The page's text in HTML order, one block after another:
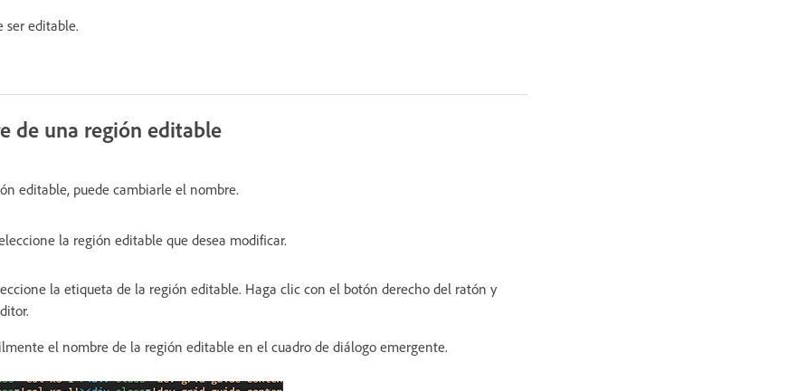
ser editable.
de una región editable
editable, puede cambiarle el nombre.
la región editable que desea modificar.
la etiqueta de la región editable. Haga clic con el botón derecho del ratón y
el nombre de la región editable en el cuadro de diálogo emergente.